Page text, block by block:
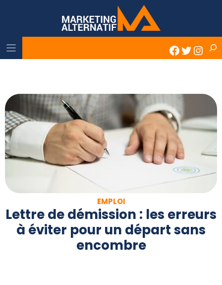
Twitter
EMPLOI
Lettre de démission : les erreurs
à éviter pour un départ sans
encombre